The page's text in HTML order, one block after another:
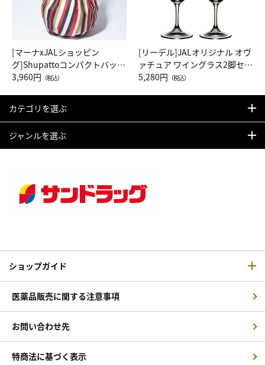
[マーナxJALショッピン
グ]Shupattoコンパクトバッグ
Drop JAL客室乗務員（LC）ス
3,960円 （税込）
[リーデル]JALオリジナル オヴ
ァチュア ワイングラス2脚セッ
ト（レッドワイン）
5,280円 （税込）
カテゴリを選ぶ
ジャンルを選ぶ
ショップガイド
医薬品販売に関する注意事項
お問い合わせ先
特商法に基づく表示